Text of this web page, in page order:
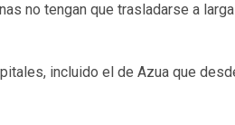
no tengan que trasladarse a
incluido el de Azua que